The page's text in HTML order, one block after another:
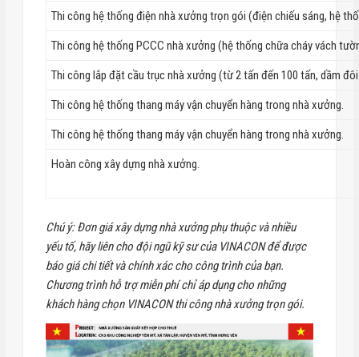
Thi công hệ thống điện nhà xưởng trọn gói (điện chiếu sáng, hệ
Thi công hệ thống PCCC nhà xưởng (hệ thống chữa cháy vách
Thi công lắp đặt cầu trục nhà xưởng (từ 2 tấn đến 100 tấn, dầm
Thi công hệ thống thang máy vận chuyển hàng trong nhà xưởng.
Thi công hệ thống thang máy vận chuyển hàng trong nhà xưởng.
Hoàn công xây dựng nhà xưởng.
Chú ý: Đơn giá xây dựng nhà xưởng phụ thuộc và nhiều
yếu tố, hãy liên cho đội ngũ kỹ sư của VINACON để được
báo giá chi tiết và chính xác cho công trình của bạn.
Chương trình hỗ trợ miễn phí chỉ áp dụng cho những
khách hàng chọn VINACON thi công nhà xưởng trọn gói.